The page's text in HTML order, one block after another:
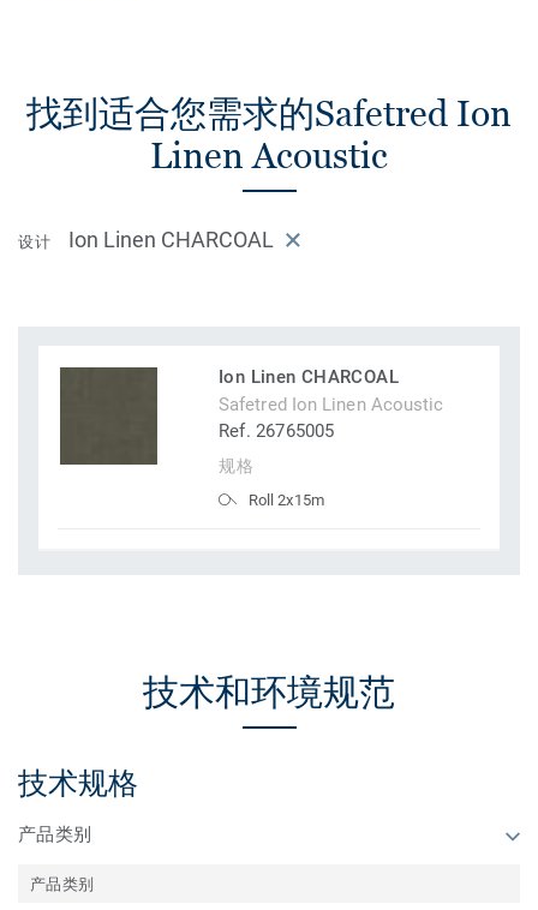
找到适合您需求的Safetred Ion
Linen Acoustic
设计 Ion Linen CHARCOAL
Ion Linen CHARCOAL
Safetred Ion Linen Acoustic
Ref. 26765005
规格
Roll 2x15m
技术和环境规范
技术规格
产品类别
产品类别